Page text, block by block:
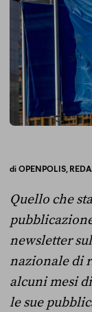
diOPENPOLIS,
Quello che
newsletter
nazionale di
alcuni mesi
le sue